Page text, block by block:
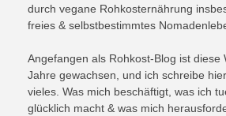
durch vegane Rohkosternährung
freies & selbstbestimmtes
Angefangen als Rohkost-Blog ist diese
Jahre gewachsen, und ich schreibe
vieles. Was mich beschäftigt, was ich
glücklich macht & was mich